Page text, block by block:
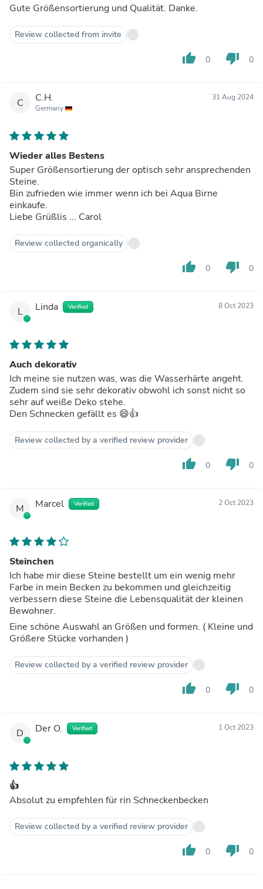
Gute Größensortierung und Qualität. Danke.
Review collected from invite
thumb_up 0 thumb_down 0
C C.H.
Germany
31 Aug 2024
Wieder alles Bestens
Super Größensortierung der optisch sehr ansprechenden
Steine.
Bin zufrieden wie immer wenn ich bei Aqua Birne
einkaufe.
Liebe Grüßlis ... Carol
Review collected organically
thumb_up 0 thumb_down 0
L Linda Verified 8 Oct 2023
Auch dekorativ
Ich meine sie nutzen was, was die Wasserhärte angeht.
Zudem sind sie sehr dekorativ obwohl ich sonst nicht so
sehr auf weiße Deko stehe.
Den Schnecken gefällt es 😄👍
Review collected by a verified review provider
thumb_up 0 thumb_down 0
M Marcel Verified 2 Oct 2023
Steinchen
Ich habe mir diese Steine bestellt um ein wenig mehr
Farbe in mein Becken zu bekommen und gleichzeitig
verbessern diese Steine die Lebensqualität der kleinen
Bewohner.
Eine schöne Auswahl an Größen und formen. ( Kleine und
Größere Stücke vorhanden )
Review collected by a verified review provider
thumb_up 0 thumb_down 0
D Der O. Verified 1 Oct 2023
👍
Absolut zu empfehlen für rin Schneckenbecken
Review collected by a verified review provider
thumb_up 0 thumb_down 0